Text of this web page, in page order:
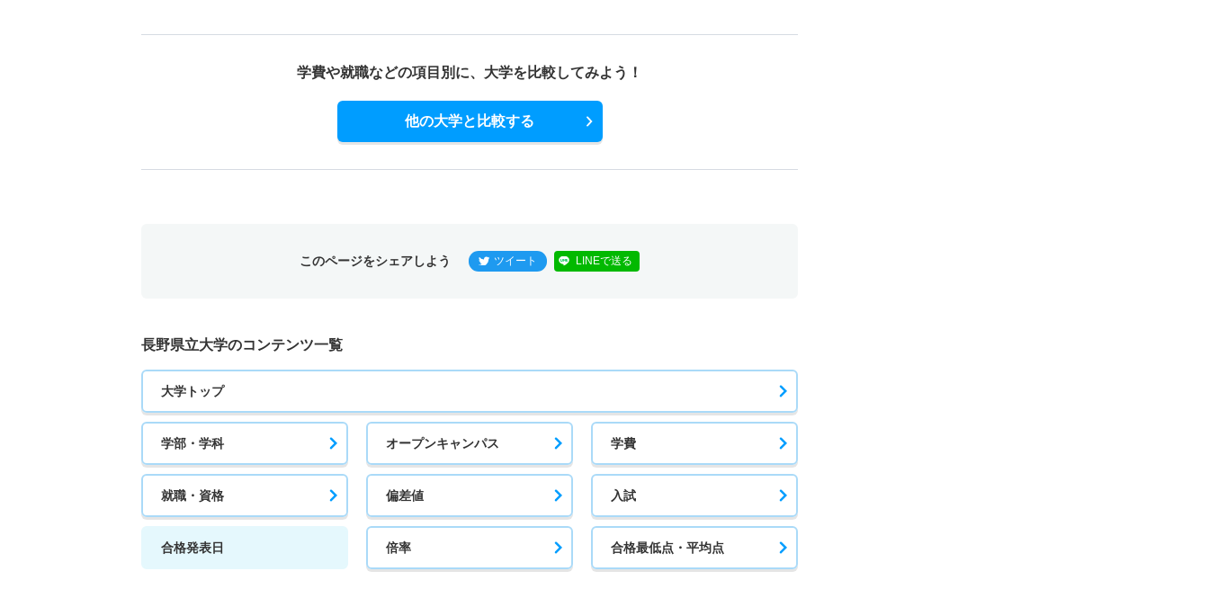
学費や就職などの項目別に、 大学を比較してみよう！
他の大学と比較する
このページをシェアしよう ツイート LINEで送る
長野県立大学のコンテンツ一覧
大学トップ
学部・学科 オープンキャンパス 学費
就職・資格 偏差値 入試
合格発表日 倍率 合格最低点・平均点